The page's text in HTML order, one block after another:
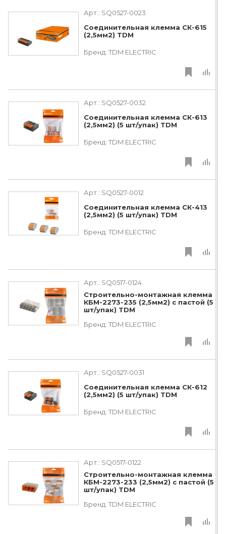
Арт.: SQ0527-0023
Соединительная клемма СК-615
(2,5мм2) TDM
Бренд: TDM ЕLECTRIC
Арт.: SQ0527-0032
Соединительная клемма СК-613
(2,5мм2) (5 шт/упак) TDM
Бренд: TDM ЕLECTRIC
Арт.: SQ0527-0012
Соединительная клемма СК-413
(2,5мм2) (5 шт/упак) TDM
Бренд: TDM ЕLECTRIC
Арт.: SQ0517-0124
Строительно-монтажная клемма
КБМ-2273-235 (2,5мм2) с пастой (5
шт/упак) TDM
Бренд: TDM ЕLECTRIC
Арт.: SQ0527-0031
Соединительная клемма СК-612
(2,5мм2) (5 шт/упак) TDM
Бренд: TDM ЕLECTRIC
Арт.: SQ0517-0122
Строительно-монтажная клемма
КБМ-2273-233 (2,5мм2) с пастой (5
шт/упак) TDM
Бренд: TDM ЕLECTRIC